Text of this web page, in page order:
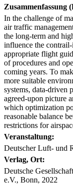
Zusammenfassung
In the challenge of
air traffic
the long-term and
influence the
appropriate flight
of procedures and
coming years. To
more suitable
systems, data-driven
agreed-upon picture
which optimization
reasonable balance
restrictions for
Veranstaltung:
Deutscher Luft- und
Verlag, Ort:
Deutsche
e.V., Bonn, 2022